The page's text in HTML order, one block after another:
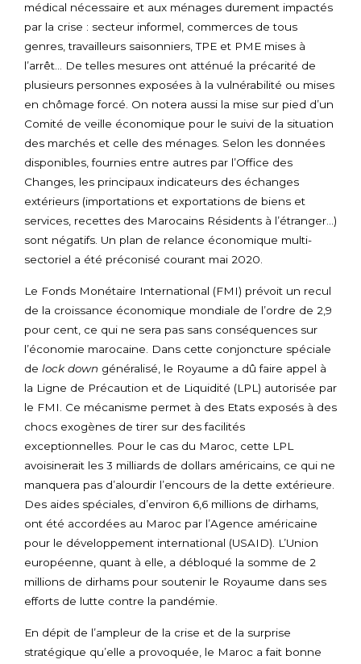
médical nécessaire et aux ménages durement impactés
par la crise : secteur informel, commerces de tous
genres, travailleurs saisonniers, TPE et PME mises à
l’arrêt… De telles mesures ont atténué la précarité de
plusieurs personnes exposées à la vulnérabilité ou mises
en chômage forcé. On notera aussi la mise sur pied d’un
Comité de veille économique pour le suivi de la situation
des marchés et celle des ménages. Selon les données
disponibles, fournies entre autres par l’Office des
Changes, les principaux indicateurs des échanges
extérieurs (importations et exportations de biens et
services, recettes des Marocains Résidents à l’étranger…)
sont négatifs. Un plan de relance économique multi-
sectoriel a été préconisé courant mai 2020.
Le Fonds Monétaire International (FMI) prévoit un recul
de la croissance économique mondiale de l’ordre de 2,9
pour cent, ce qui ne sera pas sans conséquences sur
l’économie marocaine. Dans cette conjoncture spéciale
de lock down généralisé, le Royaume a dû faire appel à
la Ligne de Précaution et de Liquidité (LPL) autorisée par
le FMI. Ce mécanisme permet à des Etats exposés à des
chocs exogènes de tirer sur des facilités
exceptionnelles. Pour le cas du Maroc, cette LPL
avoisinerait les 3 milliards de dollars américains, ce qui ne
manquera pas d’alourdir l’encours de la dette extérieure.
Des aides spéciales, d’environ 6,6 millions de dirhams,
ont été accordées au Maroc par l’Agence américaine
pour le développement international (USAID). L’Union
européenne, quant à elle, a débloqué la somme de 2
millions de dirhams pour soutenir le Royaume dans ses
efforts de lutte contre la pandémie.
En dépit de l’ampleur de la crise et de la surprise
stratégique qu’elle a provoquée, le Maroc a fait bonne